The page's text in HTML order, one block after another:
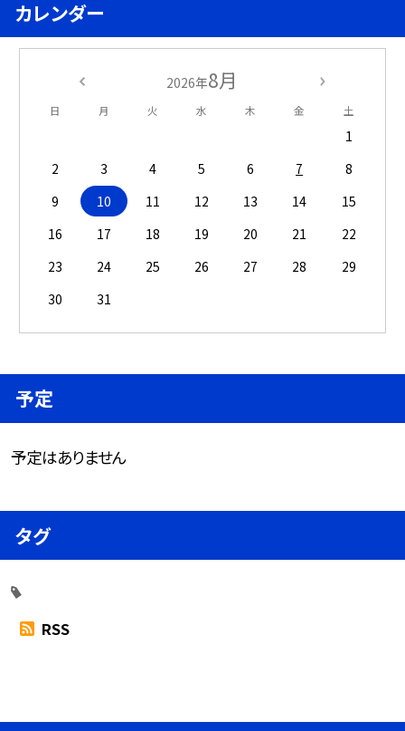
カレンダー
2026年8月
日 月 火 水 木 金 土
1
2
3 4 5 6 7
8
9
10 11 12 13 14
15
16
17 18 19 20 21
22
23
24 25 26 27 28
29
30
31
予定
予定はありません
タグ
RSS